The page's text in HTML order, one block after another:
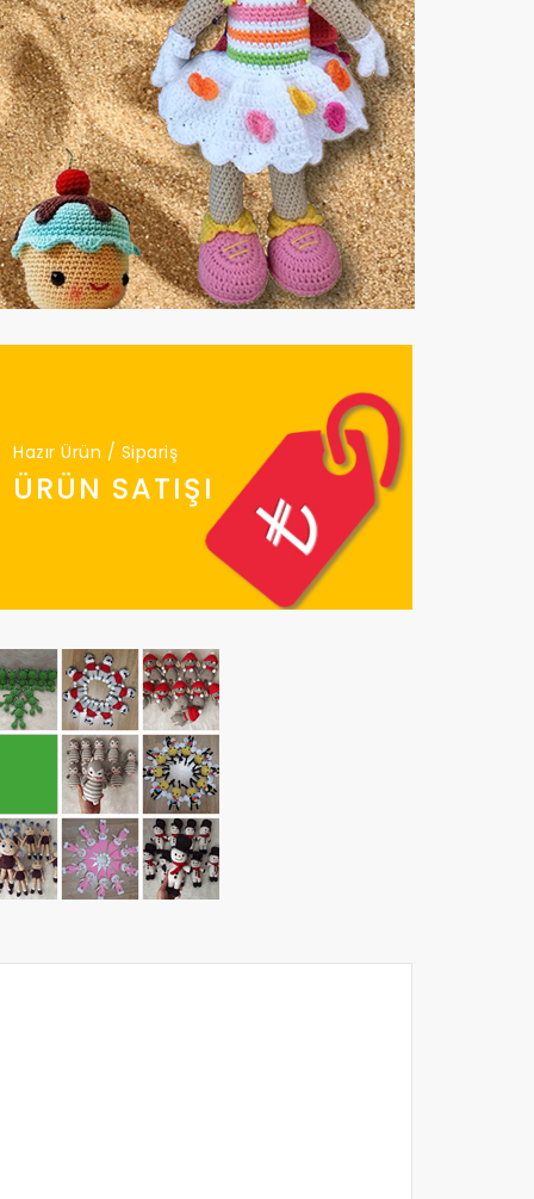
Hazır Ürün / Sipariş
ÜRÜN SATIŞI